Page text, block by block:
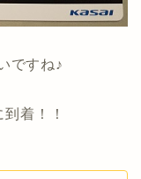
ですね♪
着！！